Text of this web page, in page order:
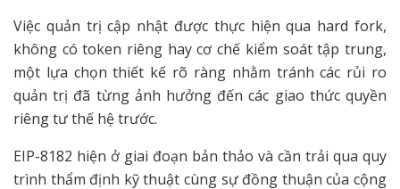
Việc quản trị cập nhật được thực hiện qua hard fork,
không có token riêng hay cơ chế kiểm soát tập trung,
một lựa chọn thiết kế rõ ràng nhằm tránh các rủi ro
quản trị đã từng ảnh hưởng đến các giao thức quyền
riêng tư thế hệ trước.
EIP-8182 hiện ở giai đoạn bản thảo và cần trải qua quy
trình thẩm định kỹ thuật cùng sự đồng thuận của cộng